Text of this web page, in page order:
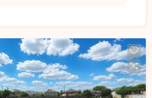
potencial para projetos
o espaço ideal para a
residência ou para
uma região com grande
Esta é uma excelente